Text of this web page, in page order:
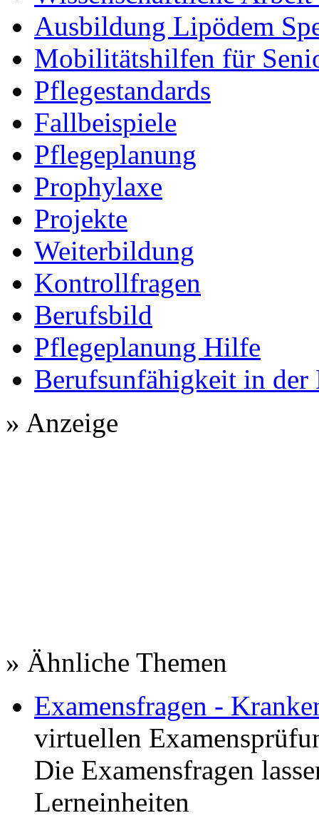
Ausbildung Lipödem
Mobilitätshilfen für
Pflegestandards
Fallbeispiele
Pflegeplanung
Prophylaxe
Projekte
Weiterbildung
Kontrollfragen
Berufsbild
Pflegeplanung Hilfe
Berufsunfähigkeit in der
» Anzeige
» Ähnliche Themen
Examensfragen -
virtuellen
Die Examensfragen
Lerneinheiten